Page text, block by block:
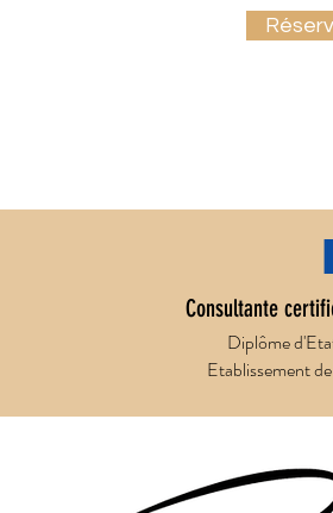
Consultante
Diplôme
Etablissement